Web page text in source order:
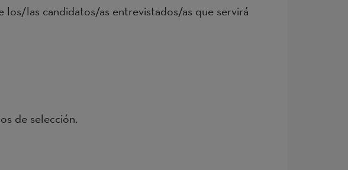
las candidatos/as entrevistados/as que servirá
de selección.